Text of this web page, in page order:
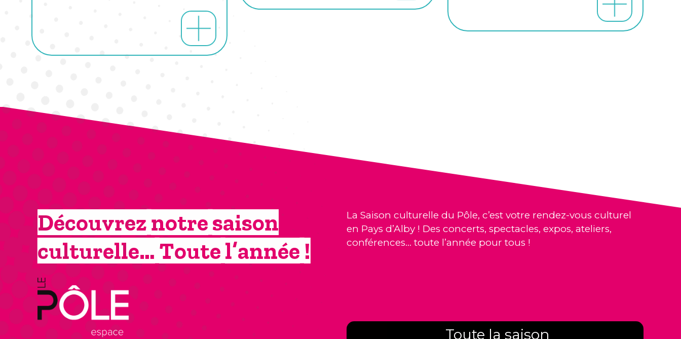
Découvrez notre saison
culturelle… Toute l’année !
La Saison culturelle du Pôle, c’est votre rendez-vous culturel
en Pays d’Alby ! Des concerts, spectacles, expos, ateliers,
conférences… toute l’année pour tous !
Toute la saison